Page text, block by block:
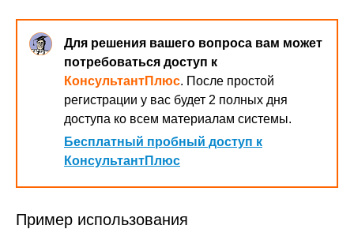
Для решения вашего вопроса вам может
потребоваться доступ к
КонсультантПлюс. После простой
регистрации у вас будет 2 полных дня
доступа ко всем материалам системы.
Бесплатный пробный доступ к
КонсультантПлюс
Пример использования